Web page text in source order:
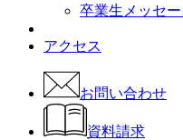
卒業生メッセー
アクセス
お問い合わせ
資料請求